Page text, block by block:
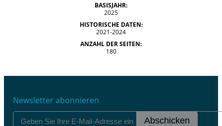
BASISJAHR:
2025
HISTORISCHE DATEN:
2021-2024
ANZAHL DER SEITEN:
180
Newsletter abonnieren
Abschicken